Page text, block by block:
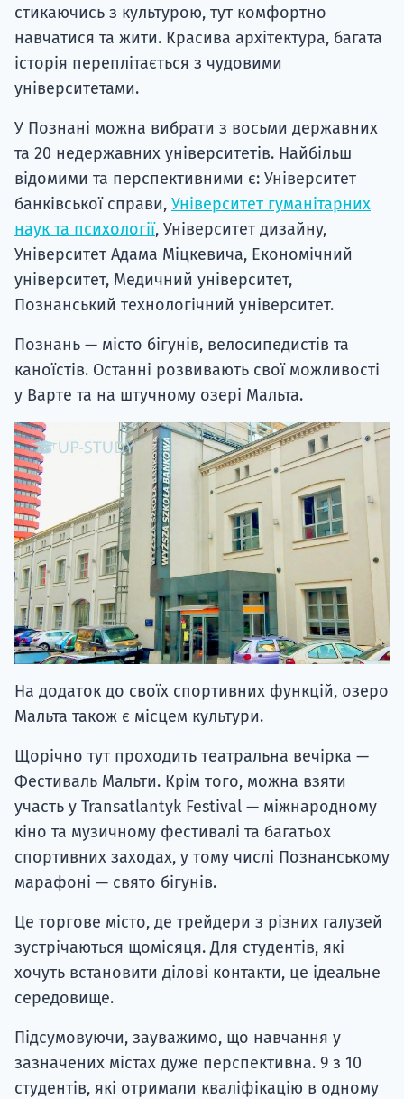
стикаючись з культурою, тут комфортно
навчатися та жити. Красива архітектура, багата
історія переплітається з чудовими
університетами.
У Познані можна вибрати з восьми державних
та 20 недержавних університетів. Найбільш
відомими та перспективними є: Університет
банківської справи, Університет гуманітарних
наук та психології, Університет дизайну,
Університет Адама Міцкевича, Економічний
університет, Медичний університет,
Познанський технологічний університет.
Познань — місто бігунів, велосипедистів та
каноїстів. Останні розвивають свої можливості
у Варте та на штучному озері Мальта.
На додаток до своїх спортивних функцій, озеро
Мальта також є місцем культури.
Щорічно тут проходить театральна вечірка —
Фестиваль Мальти. Крім того, можна взяти
участь у Transatlantyk Festival — міжнародному
кіно та музичному фестивалі та багатьох
спортивних заходах, у тому числі Познанському
марафоні — свято бігунів.
Це торгове місто, де трейдери з різних галузей
зустрічаються щомісяця. Для студентів, які
хочуть встановити ділові контакти, це ідеальне
середовище.
Підсумовуючи, зауважимо, що навчання у
зазначених містах дуже перспективна. 9 з 10
студентів, які отримали кваліфікацію в одному